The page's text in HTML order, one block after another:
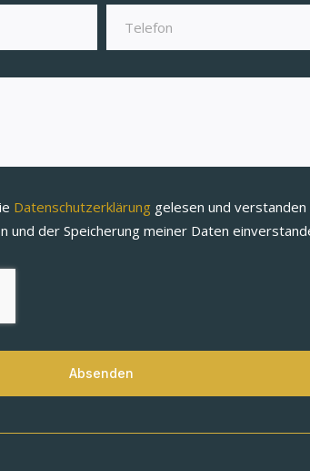
Datenschutzerklärung gelesen und verstanden
und der Speicherung meiner Daten
Absenden